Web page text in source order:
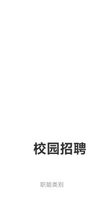
校园招聘
职能类别